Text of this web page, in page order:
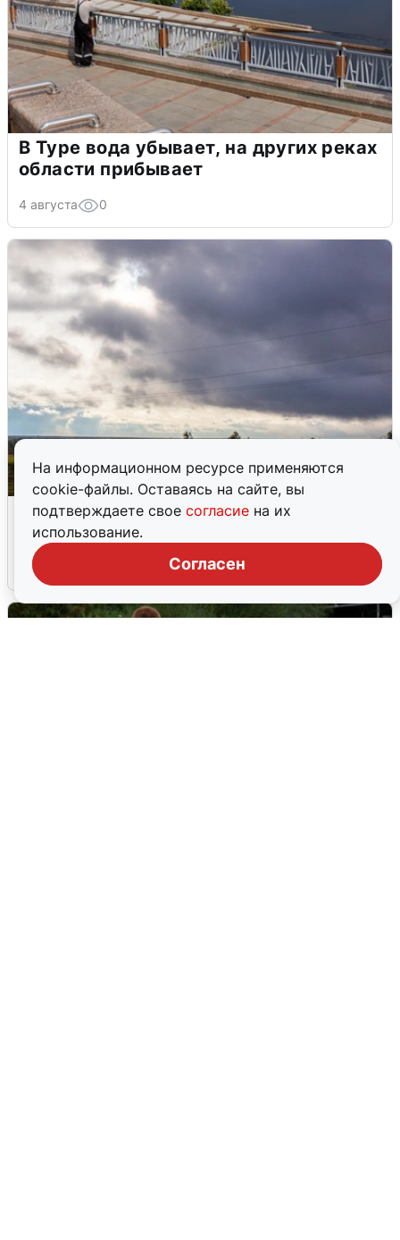
На информационном ресурсе применяются
cookie-файлы. Оставаясь на сайте, вы
подтверждаете свое согласие на их
использование.
Согласен
В Туре вода убывает, на других реках
области прибывает
4 августа 0
Над ХМАО впервые сбили
беспилотники
3 августа